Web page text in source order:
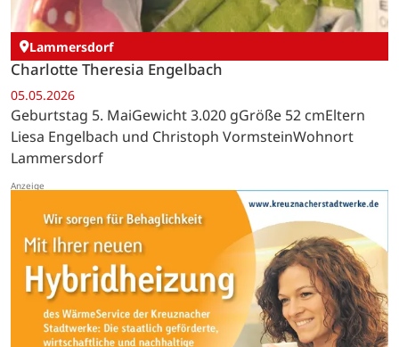
Lammersdorf
Charlotte Theresia Engelbach
05.05.2026
Geburtstag 5. MaiGewicht 3.020 gGröße 52 cmEltern
Liesa Engelbach und Christoph VormsteinWohnort
Lammersdorf